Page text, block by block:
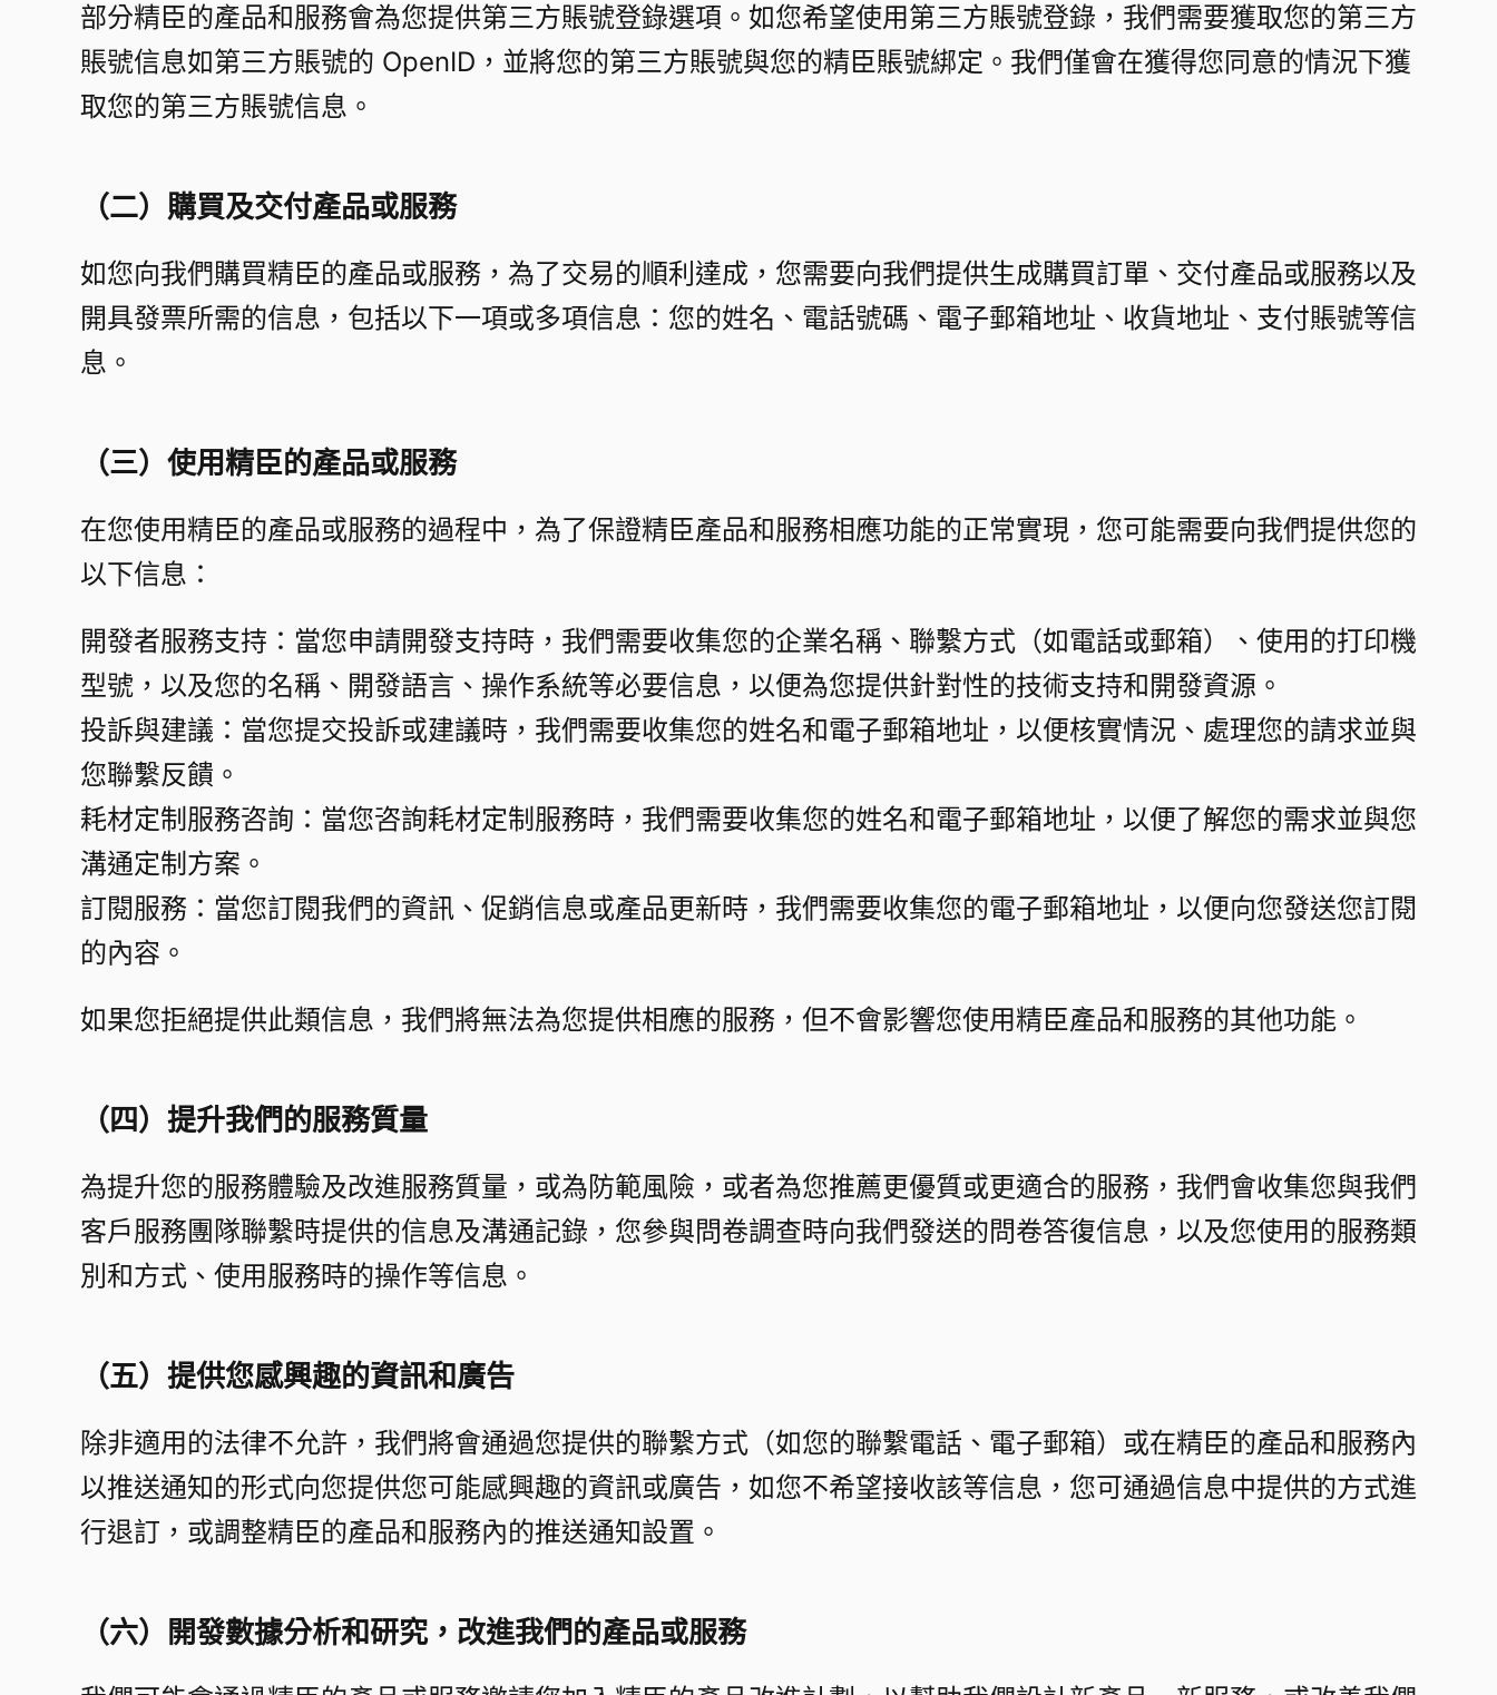
部分精臣的產品和服務會為您提供第三方賬號登錄選項。如您希望使用第三方賬號登錄，我們需要獲取您的第三方
賬號信息如第三方賬號的 OpenID，並將您的第三方賬號與您的精臣賬號綁定。我們僅會在獲得您同意的情況下獲
取您的第三方賬號信息。​
（二）購買及交付產品或服務​
如您向我們購買精臣的產品或服務，為了交易的順利達成，您需要向我們提供生成購買訂單、交付產品或服務以及
開具發票所需的信息，包括以下一項或多項信息：您的姓名、電話號碼、電子郵箱地址、收貨地址、支付賬號等信
息。​
（三）使用精臣的產品或服務​
在您使用精臣的產品或服務的過程中，為了保證精臣產品和服務相應功能的正常實現，您可能需要向我們提供您的
以下信息：​
開發者服務支持：當您申請開發支持時，我們需要收集您的企業名稱、聯繫方式（如電話或郵箱）、使用的打印機
型號，以及您的名稱、開發語言、操作系統等必要信息，以便為您提供針對性的技術支持和開發資源。​
投訴與建議：當您提交投訴或建議時，我們需要收集您的姓名和電子郵箱地址，以便核實情況、處理您的請求並與
您聯繫反饋。​
耗材定制服務咨詢：當您咨詢耗材定制服務時，我們需要收集您的姓名和電子郵箱地址，以便了解您的需求並與您
溝通定制方案。​
訂閱服務：當您訂閱我們的資訊、促銷信息或產品更新時，我們需要收集您的電子郵箱地址，以便向您發送您訂閱
的內容。​
如果您拒絕提供此類信息，我們將無法為您提供相應的服務，但不會影響您使用精臣產品和服務的其他功能。​
（四）提升我們的服務質量​
為提升您的服務體驗及改進服務質量，或為防範風險，或者為您推薦更優質或更適合的服務，我們會收集您與我們
客戶服務團隊聯繫時提供的信息及溝通記錄，您參與問卷調查時向我們發送的問卷答復信息，以及您使用的服務類
別和方式、使用服務時的操作等信息。​
（五）提供您感興趣的資訊和廣告​
除非適用的法律不允許，我們將會通過您提供的聯繫方式（如您的聯繫電話、電子郵箱）或在精臣的產品和服務內
以推送通知的形式向您提供您可能感興趣的資訊或廣告，如您不希望接收該等信息，您可通過信息中提供的方式進
行退訂，或調整精臣的產品和服務內的推送通知設置。​
（六）開發數據分析和研究，改進我們的產品或服務​